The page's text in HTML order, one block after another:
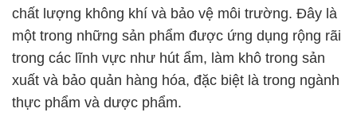
chất lượng không khí và bảo vệ môi trường. Đây là
một trong những sản phẩm được ứng dụng rộng rãi
trong các lĩnh vực như hút ẩm, làm khô trong sản
xuất và bảo quản hàng hóa, đặc biệt là trong ngành
thực phẩm và dược phẩm.